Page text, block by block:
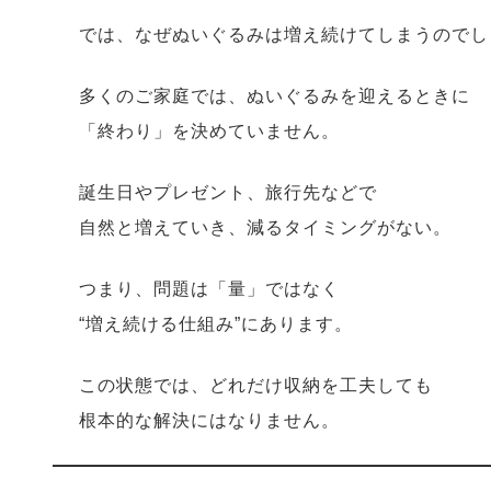
では、なぜぬいぐるみは増え続けてしまうので
多くのご家庭では、ぬいぐるみを迎えるときに
「終わり」を決めていません。
誕生日やプレゼント、旅行先などで
自然と増えていき、減るタイミングがない。
つまり、問題は「量」ではなく
“増え続ける仕組み”にあります。
この状態では、どれだけ収納を工夫しても
根本的な解決にはなりません。